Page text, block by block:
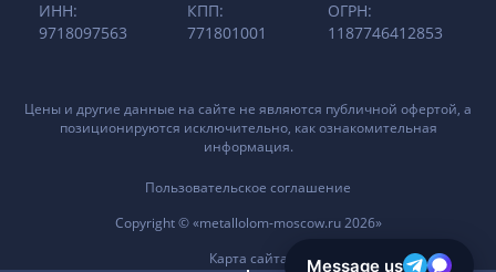
ИНН:
9718097563
КПП:
771801001
ОГРН:
1187746412853
Цены и другие данные на сайте не являются публичной офертой, а
позиционируются исключительно, как ознакомительная
информация.
Пользовательское соглашение
Copyright © «metallolom-moscow.ru 2026»
Карта сайта